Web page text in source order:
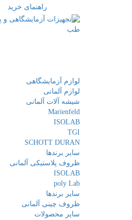
راهنمای خرید
لوازم آزمایشگاهی
لوازم آلمانی
شیشه آلات آلمانی
Marienfeld
ISOLAB
TGI
SCHOTT DURAN
سایر برندها
ظروف پلاستیکی آلمانی
ISOLAB
poly Lab
سایر برندها
ظروف چینی آلمانی
سایر محصولات